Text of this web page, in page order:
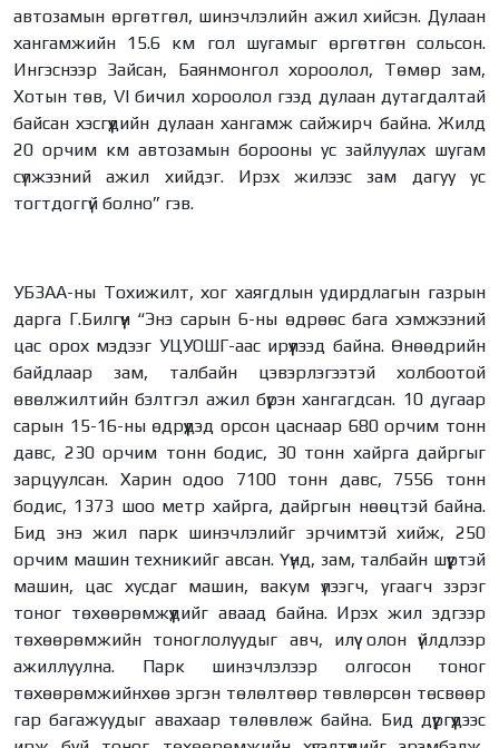
автозамын өргөтгөл, шинэчлэлийн ажил хийсэн. Дулаан
хангамжийн 15.6 км гол шугамыг өргөтгөн сольсон.
Ингэснээр Зайсан, Баянмонгол хороолол, Төмөр зам,
Хотын төв, VI бичил хороолол гээд дулаан дутагдалтай
байсан хэсгүүдийн дулаан хангамж сайжирч байна. Жилд
20 орчим км автозамын борооны ус зайлуулах шугам
сүлжээний ажил хийдэг. Ирэх жилээс зам дагуу ус
тогтдоггүй болно” гэв.
УБЗАА-ны Тохижилт, хог хаягдлын удирдлагын газрын
дарга Г.Билгүүн “Энэ сарын 6-ны өдрөөс бага хэмжээний
цас орох мэдээг УЦУОШГ-аас ирүүлээд байна. Өнөөдрийн
байдлаар зам, талбайн цэвэрлэгээтэй холбоотой
өвөлжилтийн бэлтгэл ажил бүрэн хангагдсан. 10 дугаар
сарын 15-16-ны өдрүүдэд орсон цаснаар 680 орчим тонн
давс, 230 орчим тонн бодис, 30 тонн хайрга дайргыг
зарцуулсан. Харин одоо 7100 тонн давс, 7556 тонн
бодис, 1373 шоо метр хайрга, дайргын нөөцтэй байна.
Бид энэ жил парк шинэчлэлийг эрчимтэй хийж, 250
орчим машин техникийг авсан. Үүнд, зам, талбайн шүүртэй
машин, цас хусдаг машин, вакум үлээгч, угаагч зэрэг
тоног төхөөрөмжүүдийг аваад байна. Ирэх жил эдгээр
төхөөрөмжийн тоноглолуудыг авч, илүү олон үйлдлээр
ажиллуулна. Парк шинэчлэлээр олгосон тоног
төхөөрөмжийнхөө эргэн төлөлтөөр төвлөрсөн төсвөөр
гар багажуудыг авахаар төлөвлөж байна. Бид дүүргүүдээс